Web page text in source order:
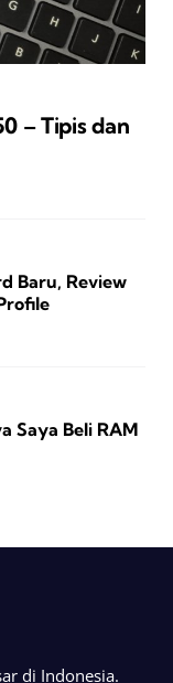
– Tipis dan
Baru, Review
Saya Beli RAM
di Indonesia.